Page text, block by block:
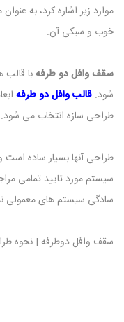
موارد زیر اشاره کرد، به
خوب و سبکی آن.
سقف وافل دو طرفهبا
شود. قالب وافل دو طرفه
طراحی سازه انتخاب می شود.
طراحی آنها بسیار ساده
سیستم مورد تایید تمامی
سادگی سیستم های معمولی
سقف وافل دوطرفه | نحوه